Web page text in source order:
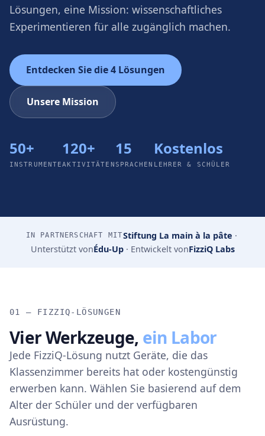
Lösungen, eine Mission: wissenschaftliches
Experimentieren für alle zugänglich machen.
Entdecken Sie die 4 Lösungen
Unsere Mission
50+
INSTRUMENTE
120+
AKTIVITÄTEN
15
SPRACHEN
Kostenlos
LEHRER & SCHÜLER
IN PARTNERSCHAFT MITStiftung La main à la pâte ·
Unterstützt vonÉdu-Up · Entwickelt vonFizziQ Labs
01 — FIZZIQ-LÖSUNGEN
Vier Werkzeuge, ein Labor
Jede FizziQ-Lösung nutzt Geräte, die das
Klassenzimmer bereits hat oder kostengünstig
erwerben kann. Wählen Sie basierend auf dem
Alter der Schüler und der verfügbaren
Ausrüstung.